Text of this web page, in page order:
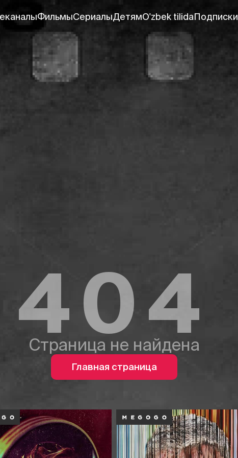
ФильмыСериалыДетямO'zbek tilidaПодписки
404
Страница не найдена
Главная страница